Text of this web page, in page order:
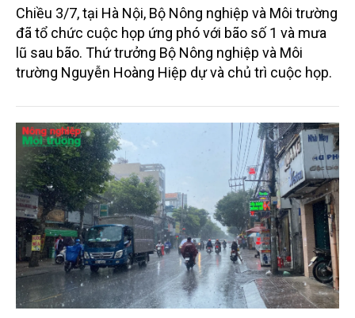
Chiều 3/7, tại Hà Nội, Bộ Nông nghiệp và Môi trường
đã tổ chức cuộc họp ứng phó với bão số 1 và mưa
lũ sau bão. Thứ trưởng Bộ Nông nghiệp và Môi
trường Nguyễn Hoàng Hiệp dự và chủ trì cuộc họp.